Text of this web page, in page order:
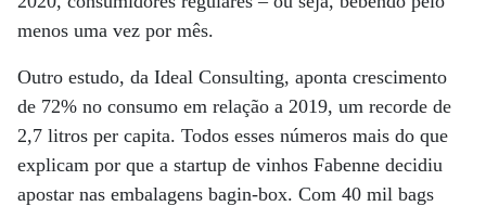
menos uma vez por mês.
Outro estudo, da Ideal Consulting, aponta crescimento
de 72% no consumo em relação a 2019, um recorde de
2,7 litros per capita. Todos esses números mais do que
explicam por que a startup de vinhos Fabenne decidiu
apostar nas embalagens bagin-box. Com 40 mil bags